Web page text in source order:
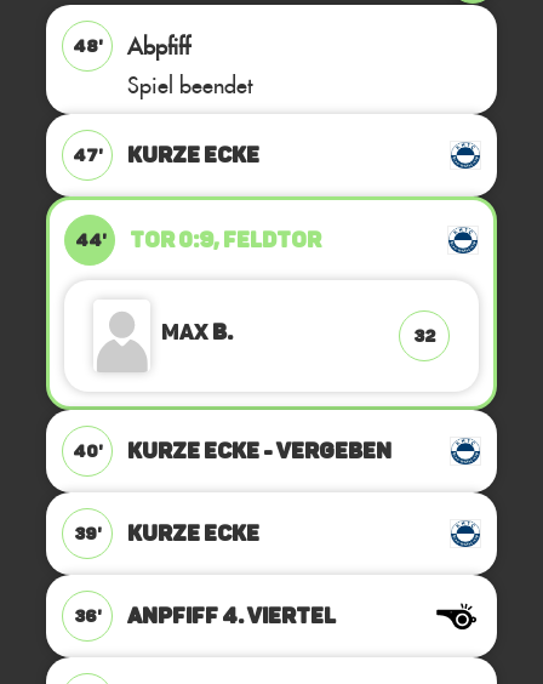
48'
Abpfiff
Spiel beendet
47' KURZE ECKE
44' TOR 0:9, FELDTOR
MaxB. 32
40' KURZE ECKE - VERGEBEN
39' KURZE ECKE
36' ANPFIFF 4. Viertel